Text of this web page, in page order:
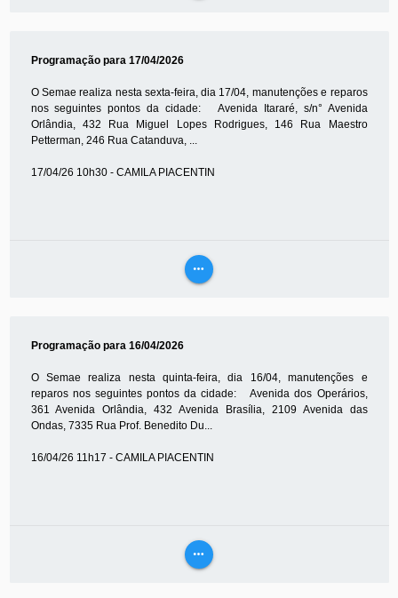
Programação para 17/04/2026
O Semae realiza nesta sexta-feira, dia 17/04, manutenções e reparos
nos seguintes pontos da cidade: Avenida Itararé, s/n° Avenida
Orlândia, 432 Rua Miguel Lopes Rodrigues, 146 Rua Maestro
Petterman, 246 Rua Catanduva, ...
17/04/26 10h30 - CAMILA PIACENTIN
more_horiz
Programação para 16/04/2026
O Semae realiza nesta quinta-feira, dia 16/04, manutenções e
reparos nos seguintes pontos da cidade: Avenida dos Operários,
361 Avenida Orlândia, 432 Avenida Brasília, 2109 Avenida das
Ondas, 7335 Rua Prof. Benedito Du...
16/04/26 11h17 - CAMILA PIACENTIN
more_horiz